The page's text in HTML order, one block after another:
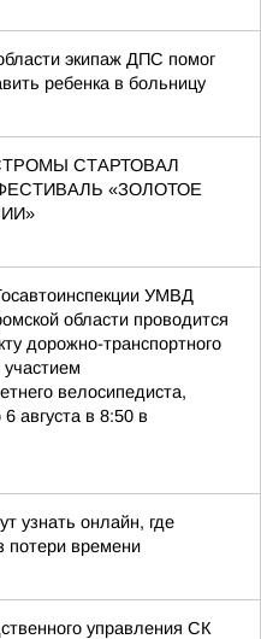
экипаж ДПС помог
ребенка в больницу
СТАРТОВАЛ
«ЗОЛОТОЕ
УМВД
области проводится
дорожно-транспортного
велосипедиста,
августа в 8:50 в
узнать онлайн, где
потери времени
управления СК